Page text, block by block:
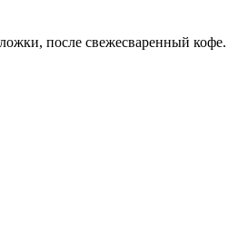
после свежесваренный кофе.